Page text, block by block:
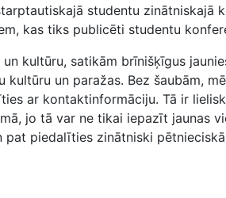
studentu zinātniskajā
kas tiks publicēti studentu
kultūru, satikām brīnišķīgus
kultūru un paražas. Bez šaubām,
ar kontaktinformāciju. Tā ir
jo tā var ne tikai iepazīt jaunas
pat piedalīties zinātniski